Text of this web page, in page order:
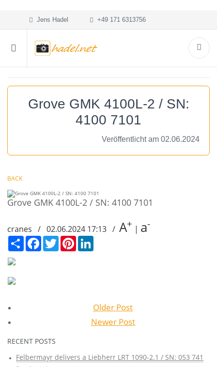
Jens Hadel +49 171 6313756
Grove GMK 4100L-2 / SN:
4100 7101
Veröffentlicht am 02.06.2024
BACK
Grove GMK 4100L-2 / SN: 4100 7101
cranes / 02.06.2024 17:13 / A+ | a-
СподелиFacebookTwitter Pinterest
Older Post
Newer Post
RECENT POSTS
Felbermayr delivers a Liebherr LRT 1090-2.1 / SN: 053 741